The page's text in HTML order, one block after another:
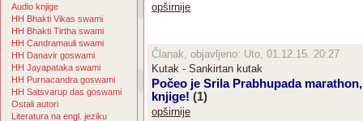
Audio knjige
HH Bhakti Vikas swami
HH Bhakti Tirtha swami
HH Candramauli swami
HH Danavir goswami
HH Jayapataka swami
HH Purnacandra goswami
HH Satsvarup das goswami
Ostali autori
Literatura na engl. jeziku
opširnije
Članak, objavljeno: Uto, 01.12.15. 20:27
Kutak - Sankirtan kutak
Počeo je Srila Prabhupada
knjige! (1)
opširnije